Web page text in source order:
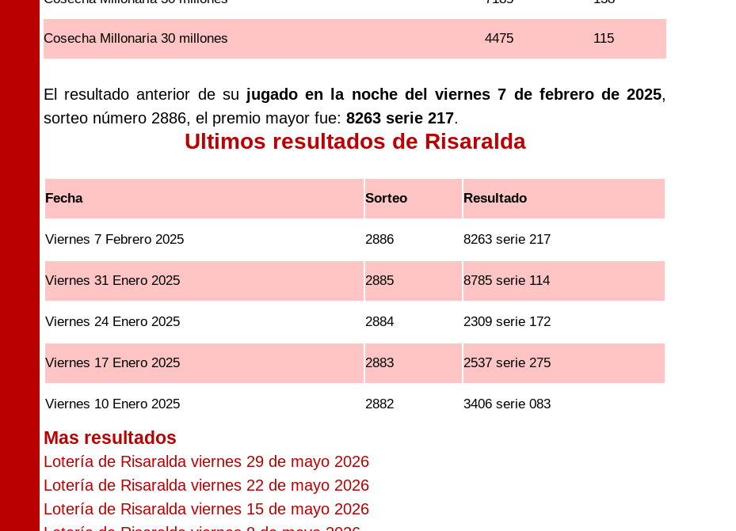
Cosecha Millonaria 30 millones 4475 115
El resultado anterior de su jugado en la noche del viernes 7 de febrero de 2025,
sorteo número 2886, el premio mayor fue: 8263 serie 217.
Ultimos resultados de Risaralda
Fecha Sorteo Resultado
Viernes 7 Febrero 2025 2886 8263 serie 217
Viernes 31 Enero 2025 2885 8785 serie 114
Viernes 24 Enero 2025 2884 2309 serie 172
Viernes 17 Enero 2025 2883 2537 serie 275
Viernes 10 Enero 2025 2882 3406 serie 083
Mas resultados
Lotería de Risaralda viernes 29 de mayo 2026
Lotería de Risaralda viernes 22 de mayo 2026
Lotería de Risaralda viernes 15 de mayo 2026